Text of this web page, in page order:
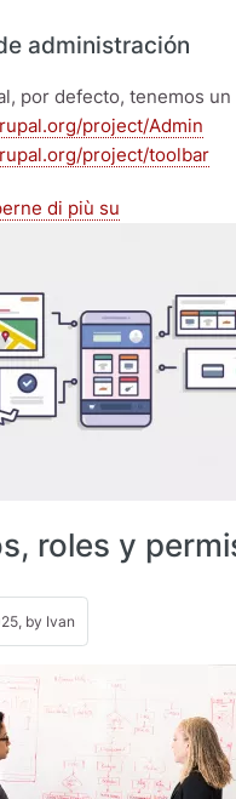
administración
por defecto, tenemos
project/Admin
project/toolbar
di più su1. Drupal:
roles y
by Ivan